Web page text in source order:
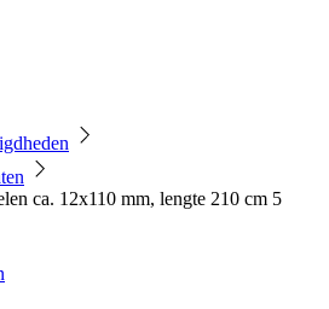
ca. 12x110 mm, lengte 210 cm 5